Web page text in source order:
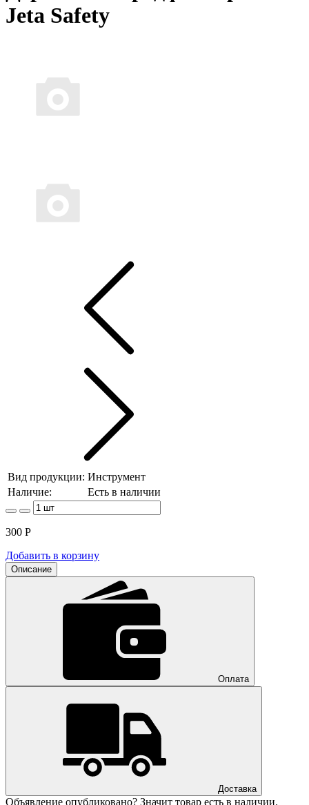
Jeta Safety
Вид продукции: Инструмент
Наличие:
Есть в наличии
300 Р
Добавить в корзину
Описание
Оплата
Доставка
Объявление опубликовано? Значит товар есть в наличии.